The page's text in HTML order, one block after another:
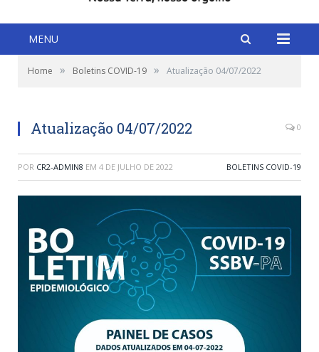
MENU
Home » Boletins COVID-19 » Atualização 04/07/2022
Atualização 04/07/2022 0
POR CR2-ADMIN8 EM 4 DE JULHO DE 2022 BOLETINS COVID-19